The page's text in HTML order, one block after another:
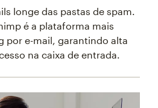
longe das pastas de spam.
é a plataforma mais
por e-mail, garantindo alta
na caixa de entrada.